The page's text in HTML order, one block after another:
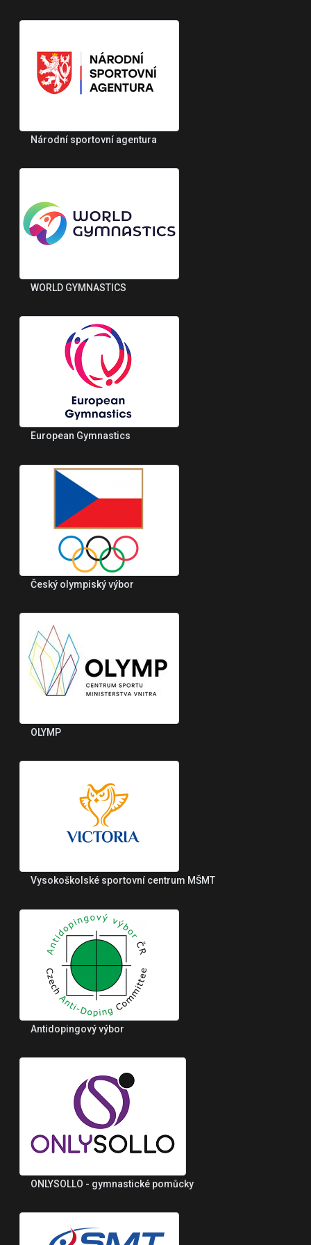
Národní sportovní agentura
WORLD GYMNASTICS
European Gymnastics
Český olympiský výbor
OLYMP
Vysokoškolské sportovní centrum MŠMT
Antidopingový výbor
ONLYSOLLO - gymnastické pomůcky